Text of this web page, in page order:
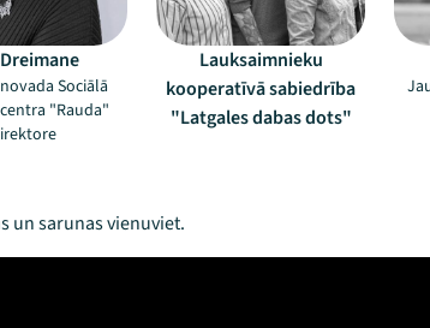
Sociālā
"Rauda"
Lauksaimnieku
kooperatīvā sabiedrība
"Latgales dabas dots"
un sarunas vienuviet.